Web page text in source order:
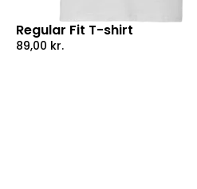
Regular Fit T-shirt
89,00 kr.